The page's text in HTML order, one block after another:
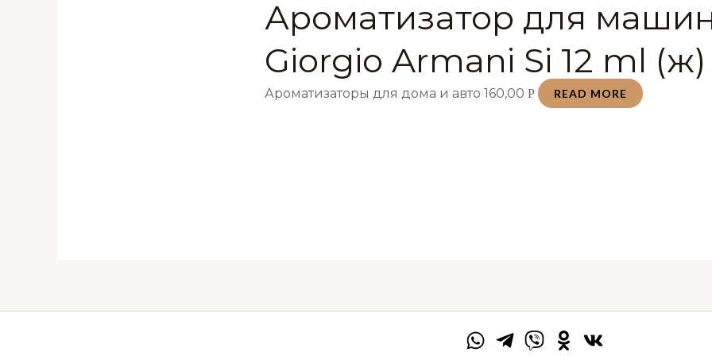
Ароматизатор для
Giorgio Armani Si 12 ml (ж)
Ароматизаторы для дома и авто160,00Р READ MORE